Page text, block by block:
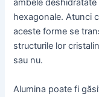
ambele
hexagonale. Atunci
aceste forme se
structurile lor
sau nu.
Alumina poate fi